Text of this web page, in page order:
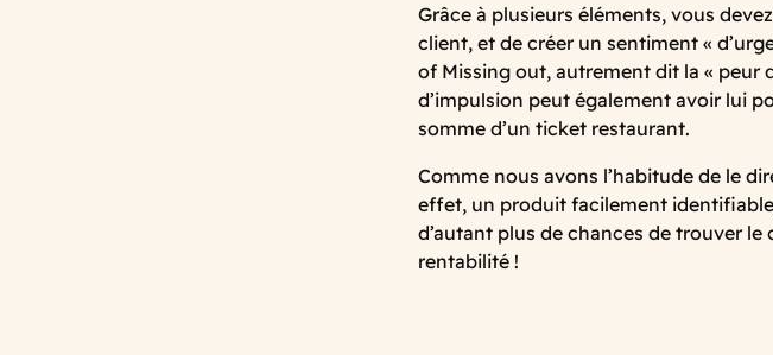
Grâce à plusieurs éléments, vous
client, et de créer un sentiment «
of Missing out, autrement dit la « peur
d’impulsion peut également avoir lui
somme d’un ticket restaurant.
Comme nous avons l’habitude de le
effet, un produit facilement
d’autant plus de chances de trouver
rentabilité !